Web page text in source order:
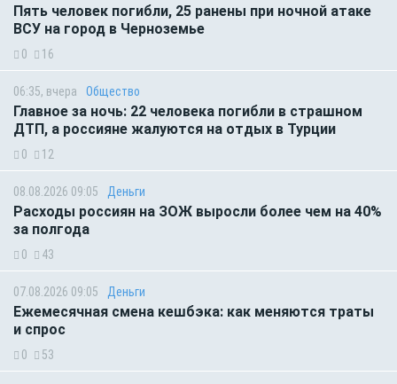
Пять человек погибли, 25 ранены при ночной атаке
ВСУ на город в Черноземье
0 16
06:35, вчера Общество
Главное за ночь: 22 человека погибли в страшном
ДТП, а россияне жалуются на отдых в Турции
0 12
08.08.2026 09:05 Деньги
Расходы россиян на ЗОЖ выросли более чем на 40%
за полгода
0 43
07.08.2026 09:05 Деньги
Ежемесячная смена кешбэка: как меняются траты
и спрос
0 53